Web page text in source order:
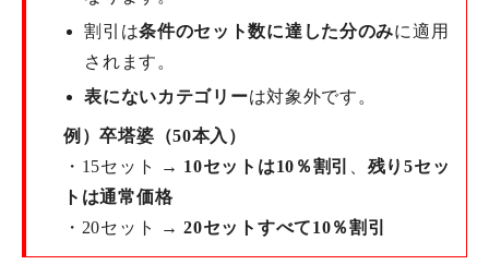
割引は条件のセット数に達した分のみに適用
されます。
表にないカテゴリーは対象外です。
例）卒塔婆（50本入）
・15セット → 10セットは10％割引 、 残り5セッ
トは通常価格
・20セット →20セットすべて10％割引